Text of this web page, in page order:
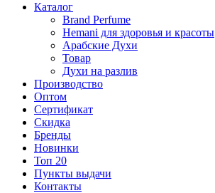
Каталог
Brand Perfume
Hemani для здоровья и красоты
Арабские Духи
Товар
Духи на разлив
Производство
Оптом
Сертификат
Скидка
Бренды
Новинки
Топ 20
Пункты выдачи
Контакты